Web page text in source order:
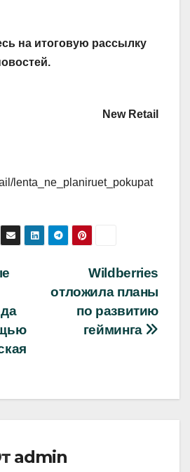
на итоговую рассылку
New Retail
lenta_ne_planiruet_pokupat
Wildberries
отложила планы
по развитию
гейминга
admin